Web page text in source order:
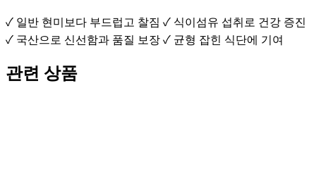
✓ 일반 현미보다 부드럽고 찰짐 ✓ 식이섬유 섭취로 건강 증진
✓ 국산으로 신선함과 품질 보장 ✓ 균형 잡힌 식단에 기여
관련 상품